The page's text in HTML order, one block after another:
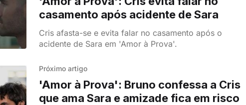
casamento após acidente de Sara
Cris afasta-se e evita falar no casamento após o
acidente de Sara em 'Amor à Prova'.
Próximo artigo
'Amor à Prova': Bruno confessa a Cris
que ama Sara e amizade fica em risco